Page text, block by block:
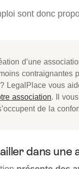
sont donc
d’une
contraignantes
LegalPlace vous
association. Il
de la
dans une